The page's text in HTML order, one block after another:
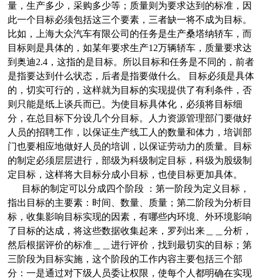
量，生产多少，采购多少等；质量则为要求达到的标准，因
此一个目标必须包括这三个要素，三者缺一将不成为目标。
比如，上海大众汽车有限公司的任务是生产桑塔纳轿车，而
目标则是具体的，如某年要求生产12万辆轿车，质量要求达
到奥迪2.4，这指的是目标。所以目标和任务是不同的，前者
是指要达到什么状态，后者是指要做什么。 目标必须是具体
的，切实可行的，这样就为目标的实现提供了有利条件，否
则只能是纸上谈兵而已。为使目标具体化，必须将目标细
分，在总目标下分设几个分目标。人力资源管理部门要做好
人员的招聘工作，以保证生产线工人的数量和体力，培训部
门也要相应地做好人员的培训，以保证劳动力的质量。目标
的制定必须层层进行，部级为科级制定目标，科级为股级制
定目标，这样将大目标分成小目标，也使目标更加具体。
目标的制定可以分成四个阶段 ：第一阶段为定义目标，
指出目标的主要素：时间、数量、质量；第二阶段为分析目
标，收集影响目标实现的因素，有哪些内环境、外环境影响
了目标的达成，将这些数据收集起来，罗列出来＿＿分析，
然后根据评价的标准＿＿进行评价，找到最切实的目标；第
三阶段为目标实施，这个阶段的工作内容主要包括三个部
分：一是通过对下级人员委让权限，使每个人都明确在实现